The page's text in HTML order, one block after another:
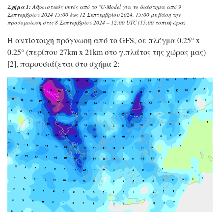
Σχήμα 1:Αθροιστικός υετός από το °U-Model για το διάστημα από 9
Σεπτεμβρίου 2024 15:00 έως 12 Σεπτεμβρίου 2024, 15:00 με βάση την
προσομοίωση στις 8 Σεπτεμβρίου 2024 – 12:00 UTC (15:00 τοπική ώρα)
Η αντίστοιχη πρόγνωση από το GFS, σε πλέγμα 0.25° x
0.25° (περίπου 27km x 21km στο γ.πλάτος της χώρας μας)
[2], παρουσιάζεται στο σχήμα 2: